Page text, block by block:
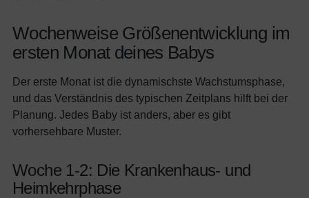
Wochenweise Größenentwicklung im
ersten Monat deines Babys
Der erste Monat ist die dynamischste Wachstumsphase,
und das Verständnis des typischen Zeitplans hilft bei der
Planung. Jedes Baby ist anders, aber es gibt
vorhersehbare Muster.
Woche 1-2: Die Krankenhaus- und
Heimkehrphase